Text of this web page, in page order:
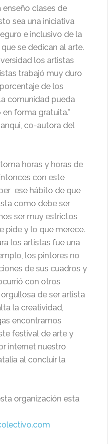
clases de
sea una iniciativa
e inclusivo de la
se dedican al arte.
los artistas
trabajó muy duro
de los
comunidad pueda
forma gratuita.”
co-autora del
horas y horas de
con este
ese hábito de que
como debe ser
ser muy estrictos
pide y lo que merece.
los artistas fue una
los pintores no
de sus cuadros y
con otros
orgullosa de ser artista
la creatividad,
encontramos
festival de arte y
internet nuestro
al concluir la
organización esta